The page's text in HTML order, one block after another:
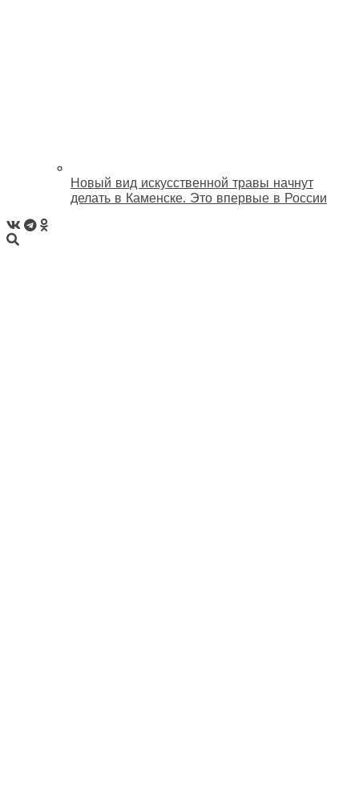
Новый вид искусственной травы начнут
делать в Каменске. Это впервые в России